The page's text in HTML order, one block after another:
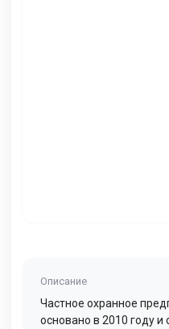
Описание
Частное охранное
основано в 2010 году и